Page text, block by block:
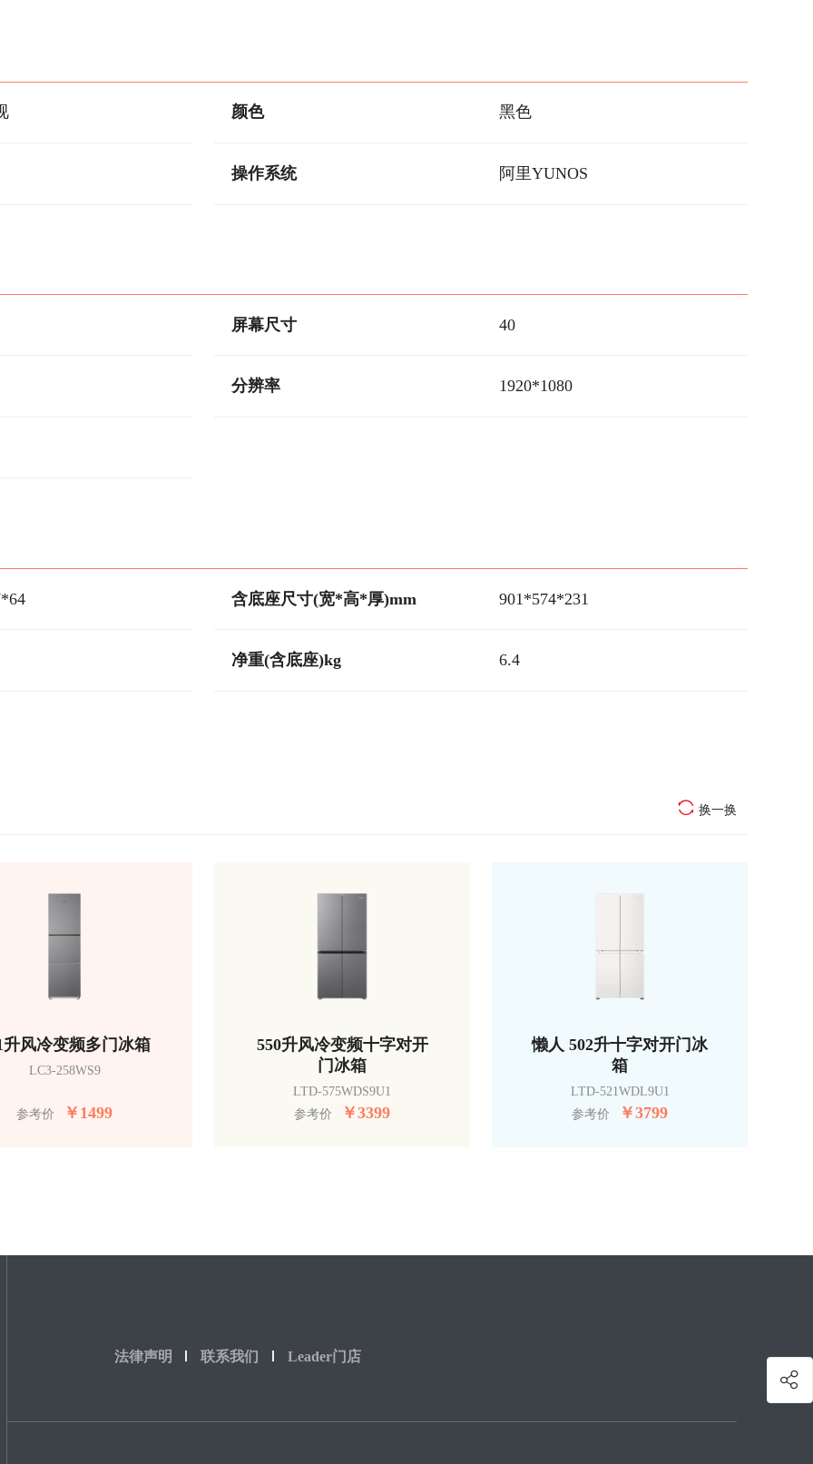
颜色 黑色
操作系统 阿里YUNOS
屏幕尺寸 40
分辨率 1920*1080
含底座尺寸(宽*高*厚)mm 901*574*231
净重(含底座)kg 6.4
换一换
升风冷变频多门冰箱
LC3-258WS9
参考价 ￥ 1499
550升风冷变频十字对开
门冰箱
LTD-575WDS9U1
参考价
￥3399
懒人 502升十字对开门冰
箱
LTD-521WDL9U1
参考价
￥3799
法律声明 联系我们 Leader门店